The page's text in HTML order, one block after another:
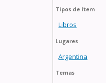
Tipos de ítem
Libros
Lugares
Argentina
Temas